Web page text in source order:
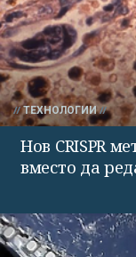
ТЕХНОЛОГИИ
Нов CRISPR
вместо да